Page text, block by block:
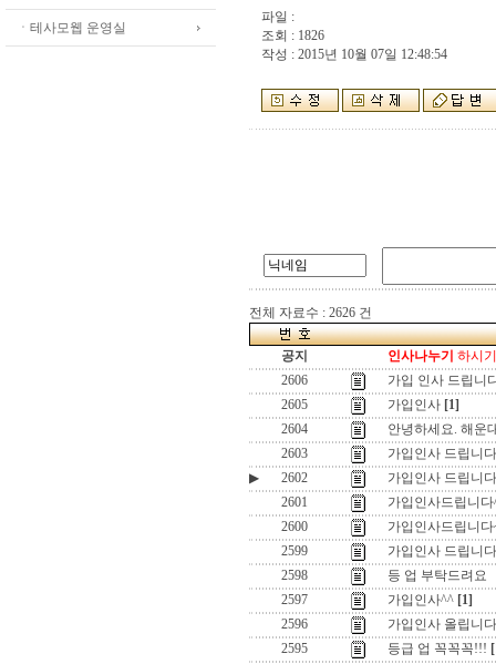
ㆍ테사모웹 운영실
파일 :
조회 : 1826
작성 : 2015년 10월 07일 12:48:54
전체 자료수 : 2626 건
공지 인사나누기 하시
2606
가입 인사 드립니
2605
가입인사 [1]
2604
안녕하세요. 해운
2603
가입인사 드립니
▶
2602
가입인사 드립니
2601
가입인사드립니
2600
가입인사드립니
2599
가입인사 드립니
2598
등 업 부탁드려요
2597
가입인사^^ [1]
2596
가입인사 올립니
2595
등급 업 꼭꼭꼭!!!